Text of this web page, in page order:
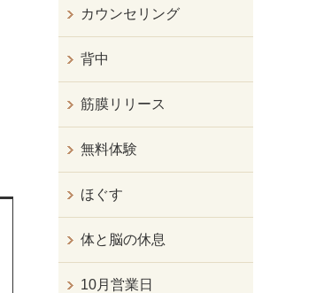
カウンセリング
背中
筋膜リリース
無料体験
ほぐす
体と脳の休息
10月営業日